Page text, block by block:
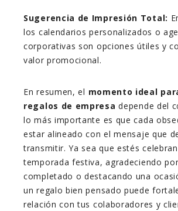
Sugerencia de Impresión Total:
los calendarios personalizados o
corporativas son opciones útiles y
valor promocional.
En resumen, el momento ideal
regalos de empresa depende del
lo más importante es que cada
estar alineado con el mensaje que
transmitir. Ya sea que estés
temporada festiva, agradeciendo
completado o destacando una
un regalo bien pensado puede
relación con tus colaboradores y